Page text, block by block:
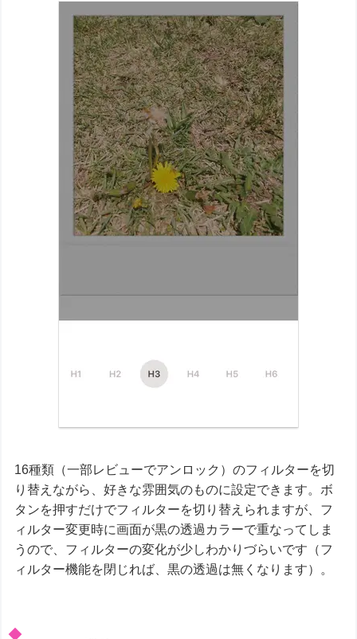
16種類（一部レビューでアンロック）のフィルターを切
り替えながら、好きな雰囲気のものに設定できます。ボ
タンを押すだけでフィルターを切り替えられますが、フ
ィルター変更時に画面が黒の透過カラーで重なってしま
うので、フィルターの変化が少しわかりづらいです（フ
ィルター機能を閉じれば、黒の透過は無くなります）。